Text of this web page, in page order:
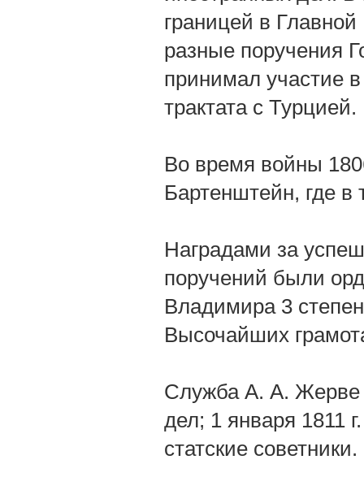
границей в
разные поручения
принимал участие
трактата с Турцией.
Во время войны
Бартенштейн, где
Наградами за
поручений были
Владимира 3
Высочайших
Служба А. А. Жерве
дел; 1 января 1811
статские советники.